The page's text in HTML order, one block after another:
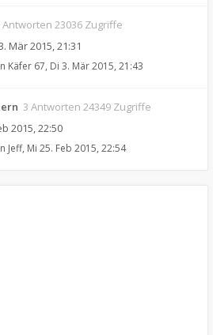
Antworten 23036 Zugriffe
Mär 2015, 21:31
Käfer 67, Di 3. Mär 2015, 21:43
3 Antworten 24349 Zugriffe
2015, 22:50
Jeff, Mi 25. Feb 2015, 22:54